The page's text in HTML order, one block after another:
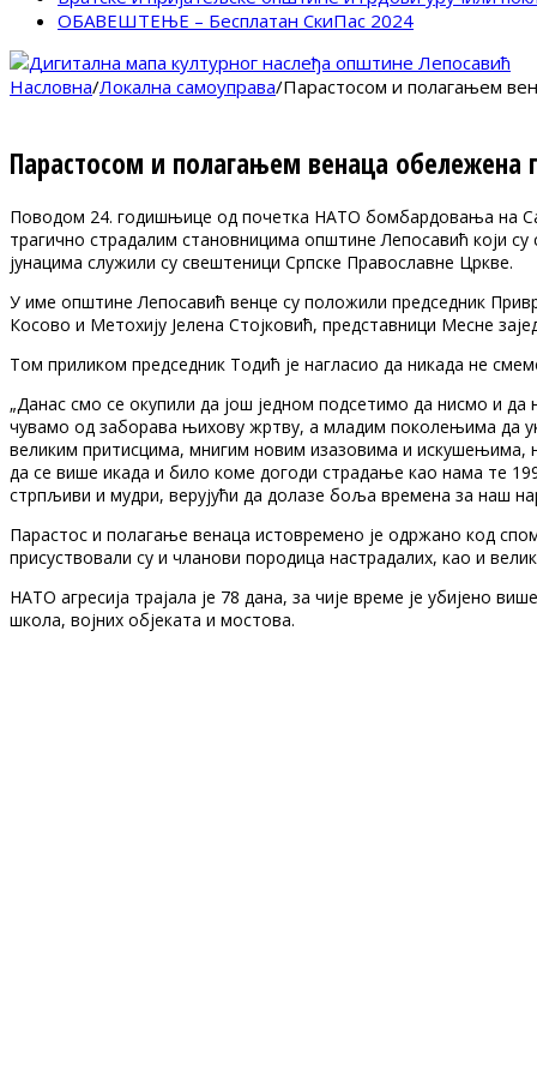
ОБАВЕШТЕЊЕ – Бесплатан СкиПас 2024
Насловна/Локална самоуправа/Парастосом и полагањем
Парастосом и полагањем венаца обележена
Поводом 24. годишњице од почетка НАТО бомбардовања на
трагично страдалим становницима општине Лепосавић који
јунацима служили су свештеници Српске Православне Цркве.
У име општине Лепосавић венце су положили председник
Косово и Метохију Јелена Стојковић, представници Месне
Том приликом председник Тодић је нагласио да никада не
„Данас смо се окупили да још једном подсетимо да нисмо и
чувамо од заборава њихову жртву, а младим поколењима да
великим притисцима, мнигим новим изазовима и
да се више икада и било коме догоди страдање као нама те
стрпљиви и мудри, верујући да долазе боља времена за наш
Парастос и полагање венаца истовремено је одржано код
присуствовали су и чланови породица настрадалих, као и
НАТО агресија трајала је 78 дана, за чије време је убијено
школа, војних објеката и мостова.